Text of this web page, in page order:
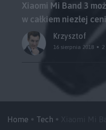
Xiaomi Mi Band 3
w całkiem niezłej
Krzysztof
16 sierpnia 2018
Home Tech